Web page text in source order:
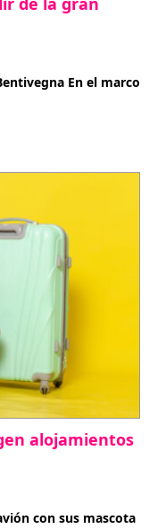
En el marco
alojamientos
con sus mascota